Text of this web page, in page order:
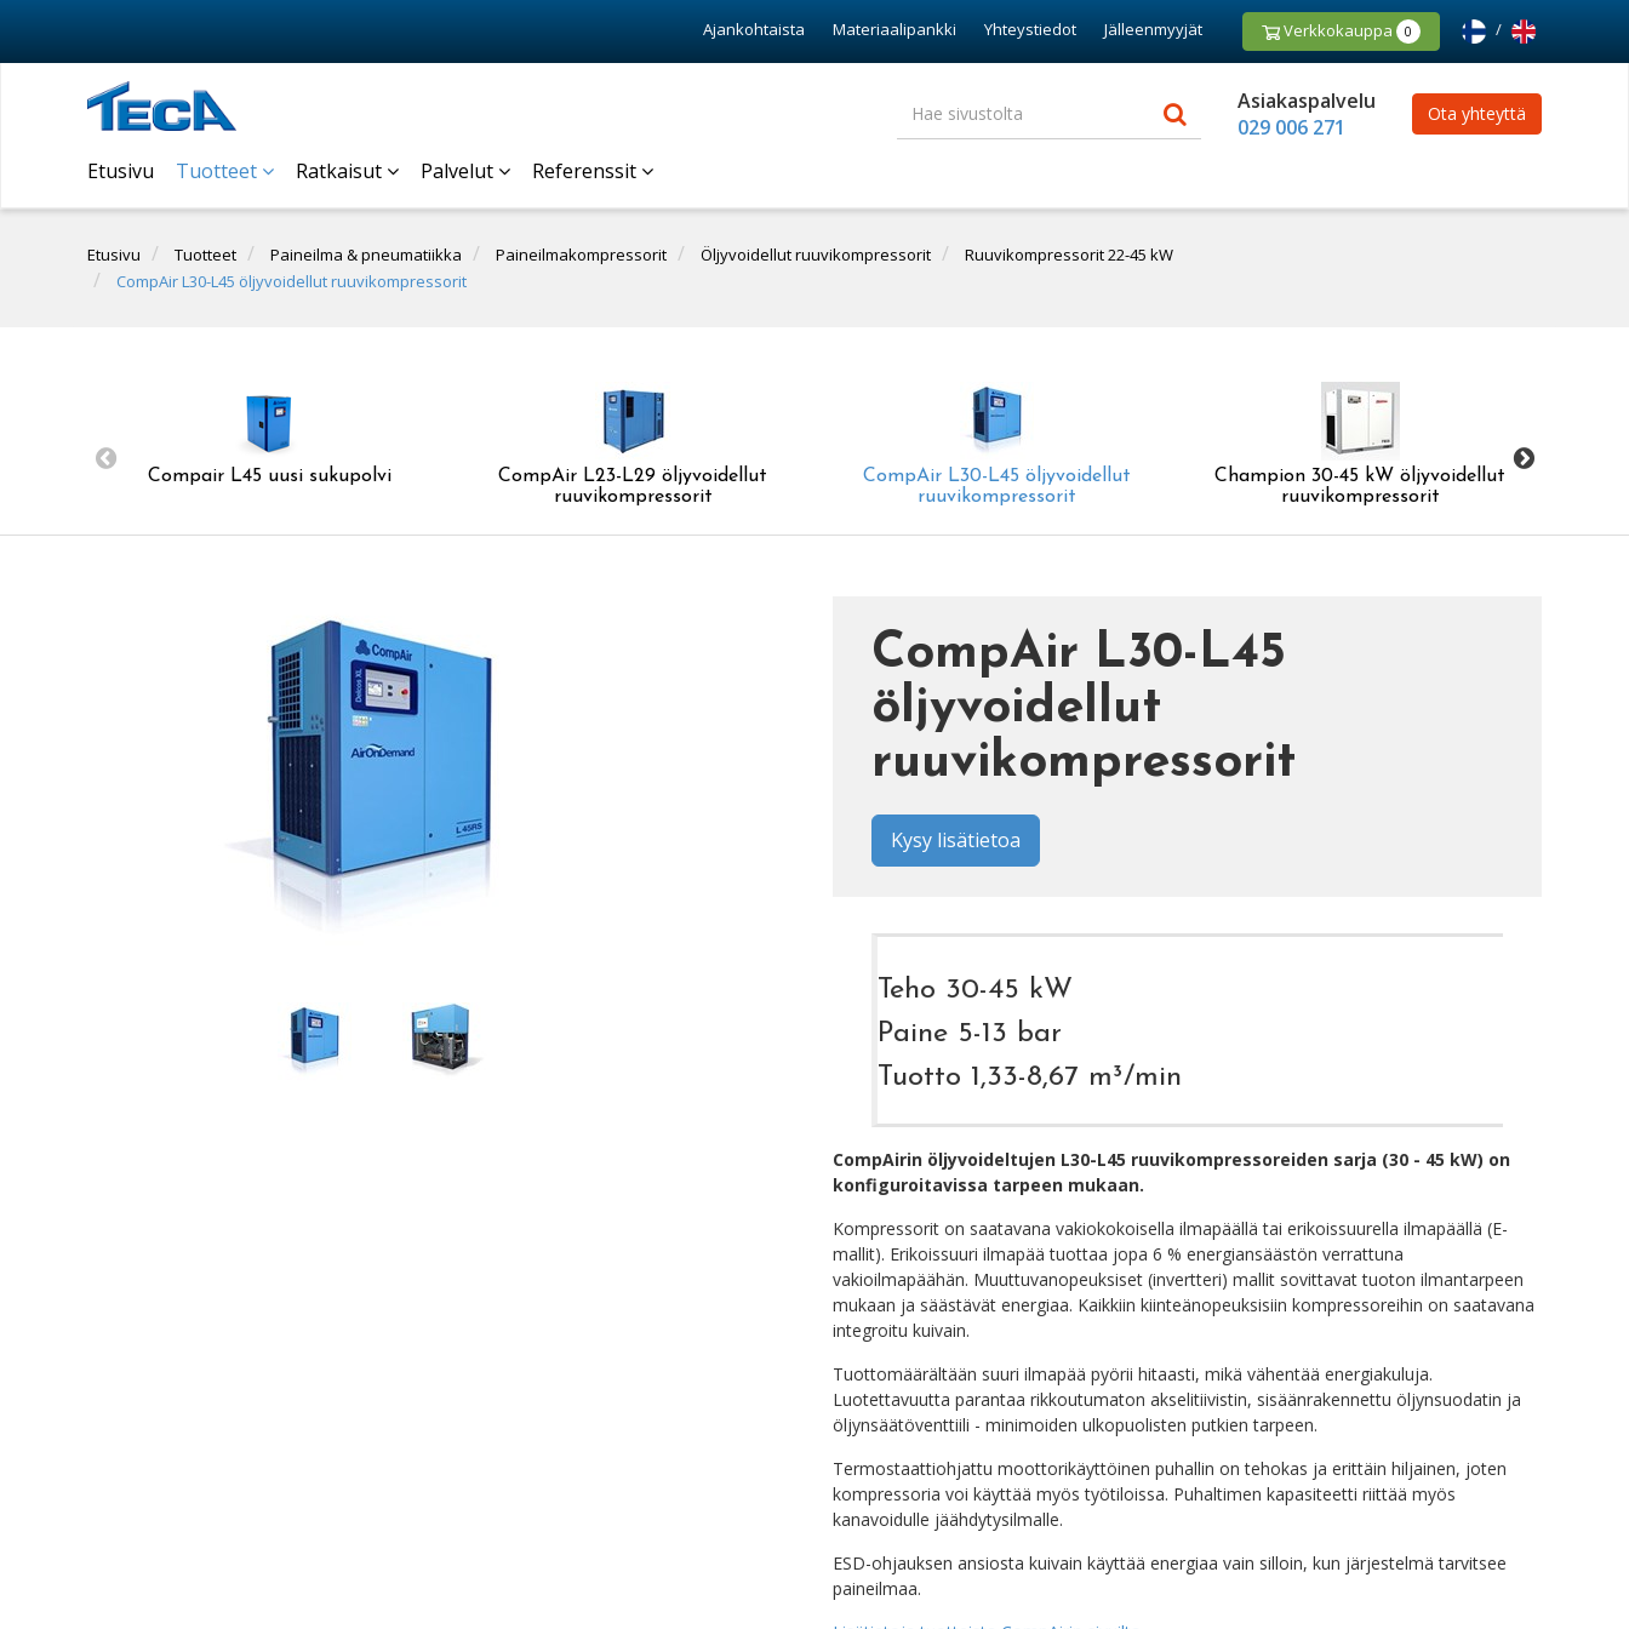
Ajankohtaista Materiaalipankki Yhteystiedot Jälleenmyyjät Verkkokauppa 0 /
Asiakaspalvelu
029 006 271
Ota yhteyttä
Etusivu Tuotteet Ratkaisut Palvelut Referenssit
Etusivu Tuotteet Paineilma & pneumatiikka Paineilmakompressorit Öljyvoidellut ruuvikompressorit
Ruuvikompressorit 22-45 kW
CompAir L30-L45 öljyvoidellut ruuvikompressorit
Compair L45 uusi sukupolvi
CompAir L23-L29 öljyvoidellut
ruuvikompressorit
CompAir L30-L45 öljyvoidellut
ruuvikompressorit
Champion 30-45 kW öljyvoidellut
ruuvikompressorit
CompAir L30-L45
öljyvoidellut
ruuvikompressorit
Kysy lisätietoa
Teho 30-45 kW
Paine 5-13 bar
Tuotto 1,33-8,67 m³/min
CompAirin öljyvoideltujen L30-L45 ruuvikompressoreiden sarja (30 - 45 kW) on
konfiguroitavissa tarpeen mukaan.
Kompressorit on saatavana vakiokokoisella ilmapäällä tai erikoissuurella ilmapäällä (E-
mallit). Erikoissuuri ilmapää tuottaa jopa 6 % energiansäästön verrattuna
vakioilmapäähän. Muuttuvanopeuksiset (invertteri) mallit sovittavat tuoton ilmantarpeen
mukaan ja säästävät energiaa. Kaikkiin kiinteänopeuksisiin kompressoreihin on saatavana
integroitu kuivain.
Tuottomäärältään suuri ilmapää pyörii hitaasti, mikä vähentää energiakuluja.
Luotettavuutta parantaa rikkoutumaton akselitiivistin, sisäänrakennettu öljynsuodatin ja
öljynsäätöventtiili - minimoiden ulkopuolisten putkien tarpeen.
Termostaattiohjattu moottorikäyttöinen puhallin on tehokas ja erittäin hiljainen, joten
kompressoria voi käyttää myös työtiloissa. Puhaltimen kapasiteetti riittää myös
kanavoidulle jäähdytysilmalle.
ESD-ohjauksen ansiosta kuivain käyttää energiaa vain silloin, kun järjestelmä tarvitsee
paineilmaa.